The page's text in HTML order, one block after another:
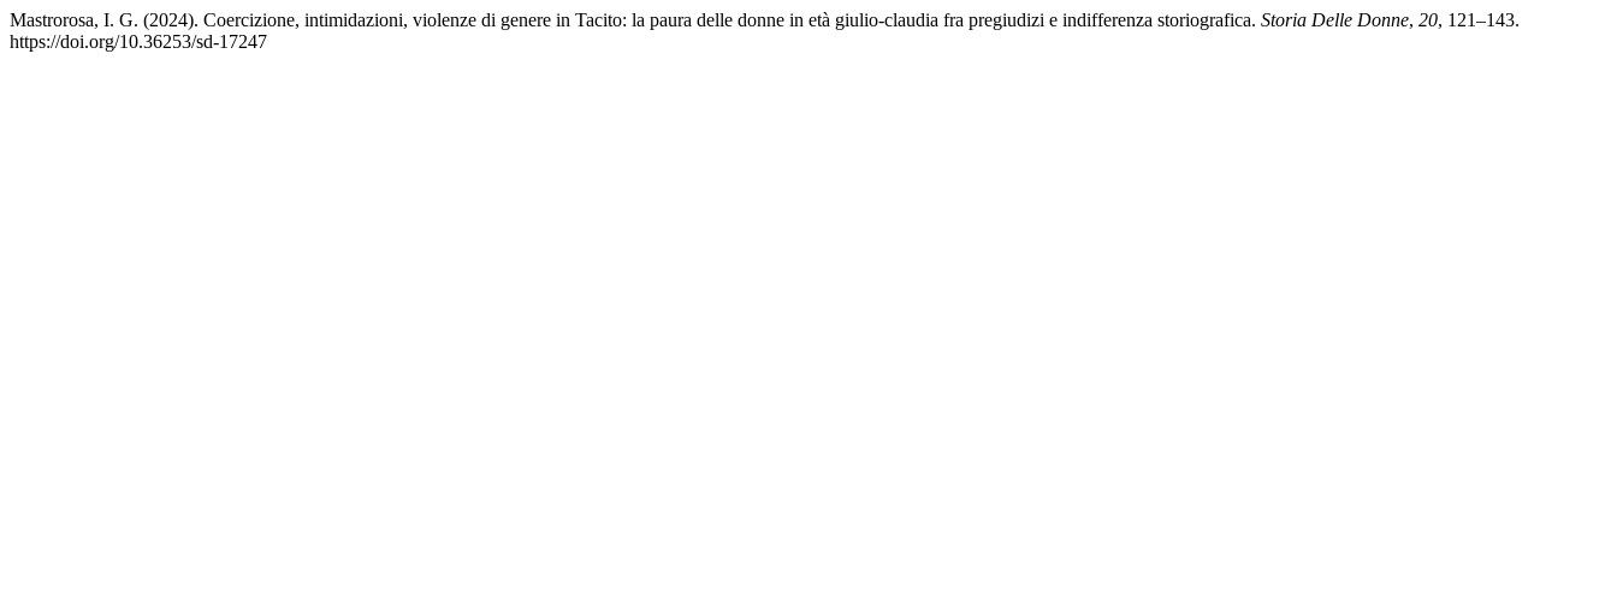
Mastrorosa, I. G. (2024). Coercizione, intimidazioni, violenze di genere in Tacito: la paura delle donne in età giulio-claudia fra pregiudizi e indifferenza storiografica. Storia Delle Donne, 20, 121–143.
https://doi.org/10.36253/sd-17247